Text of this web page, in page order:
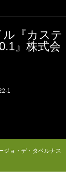
『カステ
』株式会
1
ジョ・デ・タベルナス